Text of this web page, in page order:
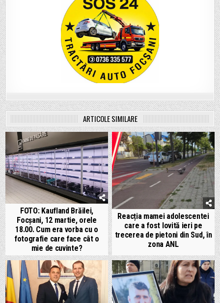
ARTICOLE SIMILARE
FOTO: Kaufland Brăilei,
Focșani, 12 martie, orele
18.00. Cum era vorba cu o
fotografie care face cât o
mie de cuvinte?
Reacția mamei adolescentei
care a fost lovită ieri pe
trecerea de pietoni din Sud, în
zona ANL